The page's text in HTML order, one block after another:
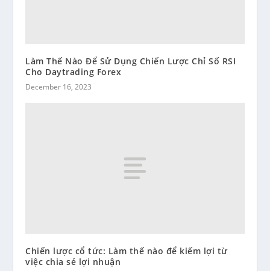
Làm Thế Nào Để Sử Dụng Chiến Lược Chỉ Số RSI
Cho Daytrading Forex
December 16, 2023
Chiến lược cổ tức: Làm thế nào để kiếm lợi từ
việc chia sẻ lợi nhuận